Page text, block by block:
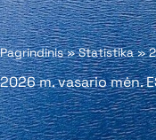
Pagrindinis»Statistika»
2026 m. vasario mėn.